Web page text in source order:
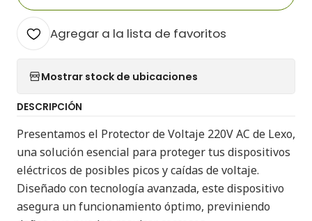
Agregar a la lista de favoritos
Mostrar stock de ubicaciones
DESCRIPCIÓN
Presentamos el Protector de Voltaje 220V AC de Lexo,
una solución esencial para proteger tus dispositivos
eléctricos de posibles picos y caídas de voltaje.
Diseñado con tecnología avanzada, este dispositivo
asegura un funcionamiento óptimo, previniendo